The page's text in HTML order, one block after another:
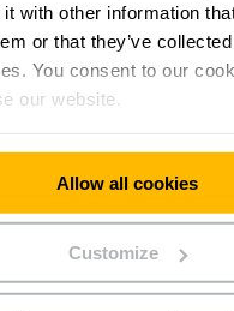
with other information
or that they’ve
You consent to our
our website.
Allow all cookies
Customize
tecnologia, seu preço é
investimento em uma
ser de 20% a 35% maior
versão alimentada por